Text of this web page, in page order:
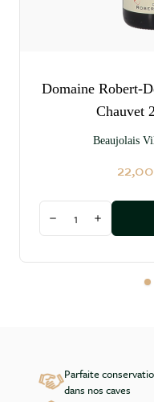
Domaine Robert-
Chauvet
Beaujolais
Diminuer la quantité
Parfaite
dans nos caves